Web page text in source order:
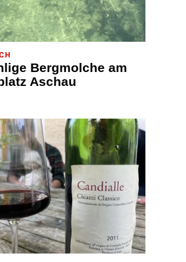
Bergmolche am
Aschau